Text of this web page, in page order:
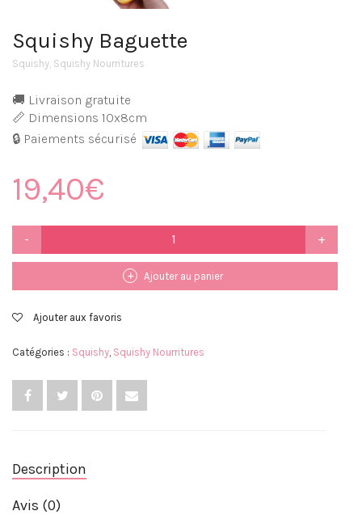
Squishy Baguette
Squishy Squishy Nourritures
🚚 Livraison gratuite
📏 Dimensions 10x8cm
🔒 Paiements sécurisé
19,40€
Squishy
Ajouter au panier
Ajouter aux favoris
Catégories : Squishy Squishy Nourritures
Description
Avis (0)